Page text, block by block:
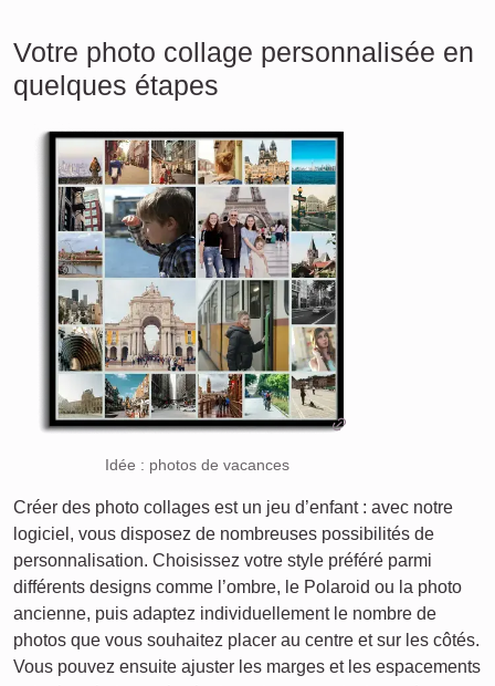
Votre photo collage personnalisée en
quelques étapes
Idée : photos de vacances
Créer des photo collages est un jeu d’enfant : avec notre
logiciel, vous disposez de nombreuses possibilités de
personnalisation. Choisissez votre style préféré parmi
différents designs comme l’ombre, le Polaroid ou la photo
ancienne, puis adaptez individuellement le nombre de
photos que vous souhaitez placer au centre et sur les côtés.
Vous pouvez ensuite ajuster les marges et les espacements